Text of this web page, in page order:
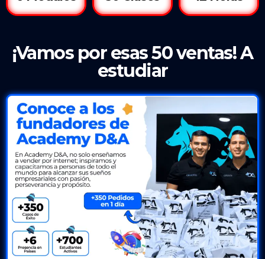
¡Vamos por esas 50 ventas! A
estudiar